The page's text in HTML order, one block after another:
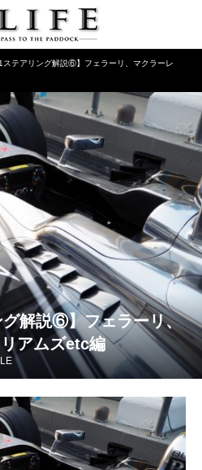
ステアリング解説⑥】フェラーリ、マクラーレ
グ解説⑥】フェラーリ、
アムズetc編